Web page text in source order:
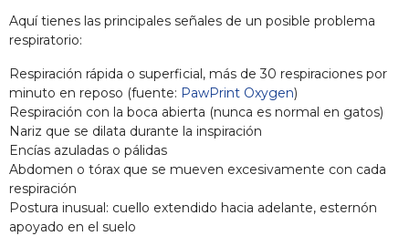
Aquí tienes las principales señales de un posible problema
respiratorio:
Respiración rápida o superficial, más de 30 respiraciones por
minuto en reposo (fuente: PawPrint Oxygen)
Respiración con la boca abierta (nunca es normal en gatos)
Nariz que se dilata durante la inspiración
Encías azuladas o pálidas
Abdomen o tórax que se mueven excesivamente con cada
respiración
Postura inusual: cuello extendido hacia adelante, esternón
apoyado en el suelo